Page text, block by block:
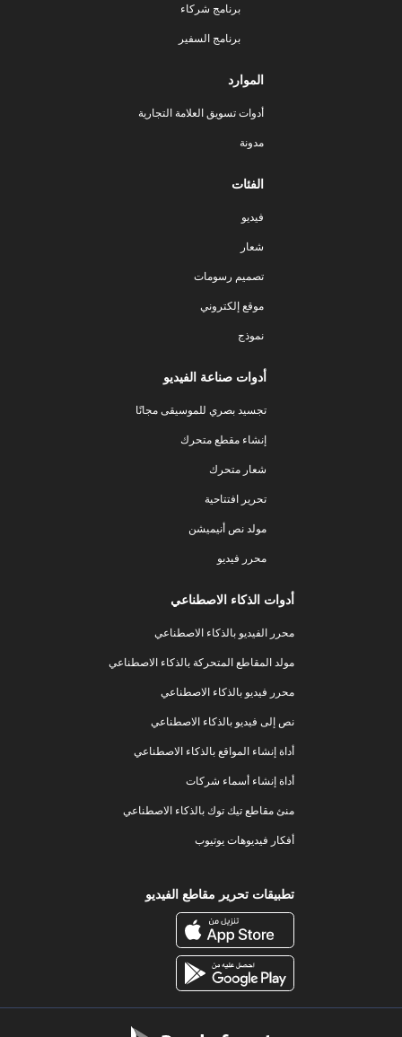
برنامج شركاء
برنامج السفير
الموارد
أدوات تسويق العلامة التجارية
مدونة
الفئات
فيديو
شعار
تصميم رسومات
موقع إلكتروني
نموذج
أدوات صناعة الفيديو
تجسيد بصري للموسيقى مجانًا
إنشاء مقطع متحرك
شعار متحرك
تحرير افتتاحية
مولد نص أنيميشن
محرر فيديو
أدوات الذكاء الاصطناعي
محرر الفيديو بالذكاء الاصطناعي
مولد المقاطع المتحركة بالذكاء الاصطناعي
محرر فيديو بالذكاء الاصطناعي
نص إلى فيديو بالذكاء الاصطناعي
أداة إنشاء المواقع بالذكاء الاصطناعي
أداة إنشاء أسماء شركات
منئ مقاطع تيك توك بالذكاء الاصطناعي
أفكار فيديوهات يوتيوب
تطبيقات تحرير مقاطع الفيديو